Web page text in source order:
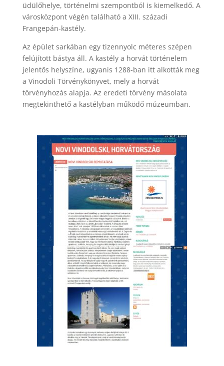
üdülőhelye, történelmi szempontból is kiemelkedő. A
városközpont végén található a XIII. századi
Frangepán-kastély.
Az épület sarkában egy tizennyolc méteres szépen
felújított bástya áll. A kastély a horvát történelem
jelentős helyszíne, ugyanis 1288-ban itt alkották meg
a Vinodoli Törvénykönyvet, mely a horvát
törvényhozás alapja. Az eredeti törvény másolata
megtekinthető a kastélyban működő múzeumban.